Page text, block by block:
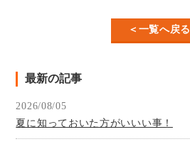
＜一覧へ戻る
最新の記事
2026/08/05
夏に知っておいた方がいいい事！